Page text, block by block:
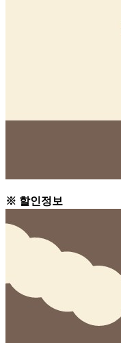
※ 할인정보